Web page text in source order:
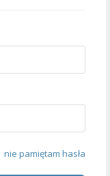
nie pamiętam hasła